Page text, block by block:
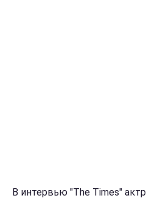
В интервью "The Times"